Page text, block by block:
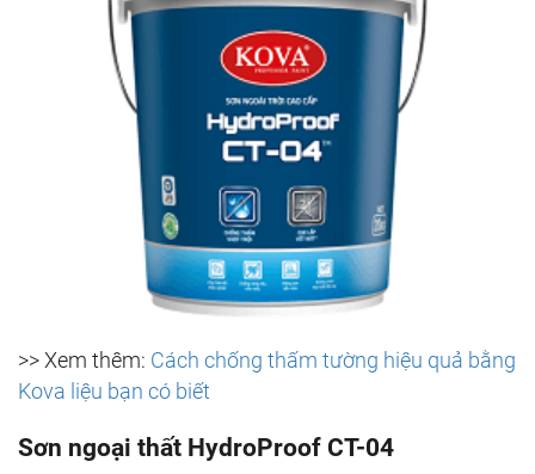
>> Xem thêm: Cách chống thấm tường hiệu quả bằng
Kova liệu bạn có biết
Sơn ngoại thất HydroProof CT-04